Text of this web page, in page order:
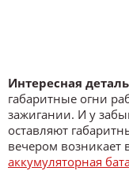
Интересная деталь
габаритные огни
зажигании. И у
оставляют
вечером возникает
аккумуляторная